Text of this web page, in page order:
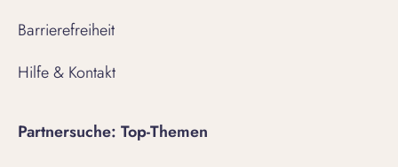
Barrierefreiheit
Hilfe & Kontakt
Partnersuche: Top-Themen